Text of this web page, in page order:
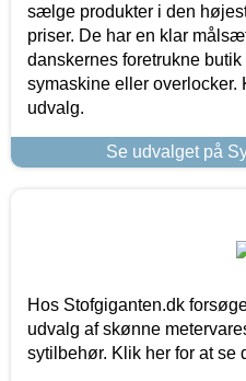
sælge produkter i den
priser. De har en klar
danskernes foretrukne
symaskine eller overlocker.
udvalg.
Se udvalget på
Hos Stofgiganten.dk
udvalg af skønne
sytilbehør. Klik her for at se